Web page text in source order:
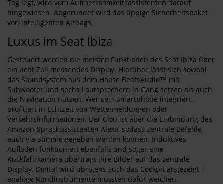
Tag legt, wird vom Aufmerksamkeitsassistenten darauf
hingewiesen. Abgerundet wird das üppige Sicherheitspaket
von intelligenten Airbags.
Luxus im Seat Ibiza
Gesteuert werden die meisten Funktionen des Seat Ibiza über
ein acht Zoll messendes Display. Hierüber lässt sich sowohl
das Soundsystem aus dem Hause BeatsAudio™ mit
Subwoofer und sechs Lautsprechern in Gang setzen als auch
die Navigation nutzen. Wer sein Smartphone integriert,
profitiert in Echtzeit von Wettermeldungen oder
Verkehrsinformationen. Der Clou ist aber die Einbindung des
Amazon-Sprachassistenten Alexa, sodass zentrale Befehle
auch via Stimme gegeben werden können. Induktives
Aufladen funktioniert ebenfalls und sogar eine
Rückfahrkamera überträgt ihre Bilder auf das zentrale
Display. Digital wird übrigens auch das Cockpit angezeigt –
analoge Rundinstrumente mussten dafür weichen.